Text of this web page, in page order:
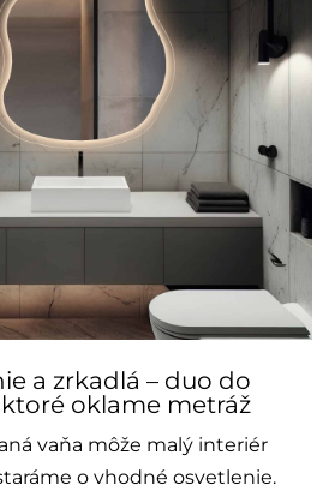
a zrkadlá – duo do
oklame metráž
vaňa môže malý interiér
o vhodné osvetlenie.